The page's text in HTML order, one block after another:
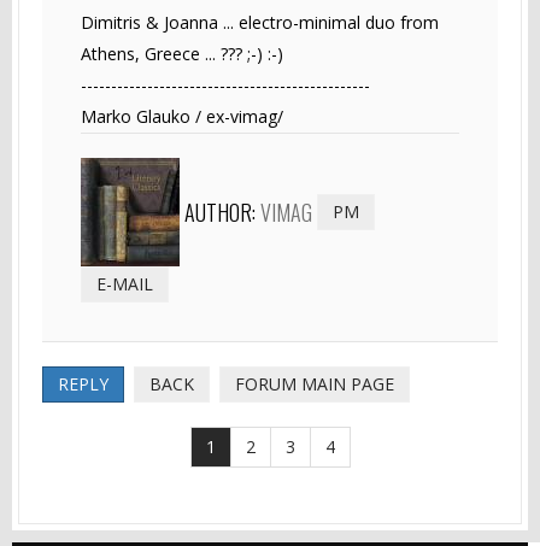
Dimitris & Joanna ... electro-minimal duo from
Athens, Greece ... ??? ;-) :-)
------------------------------------------------
Marko Glauko / ex-vimag/
AUTHOR:VIMAG PM
E-MAIL
REPLY BACK FORUM MAIN PAGE
1 2 3 4